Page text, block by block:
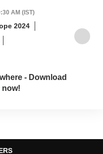
AM (IST)
2024
- Download
now!